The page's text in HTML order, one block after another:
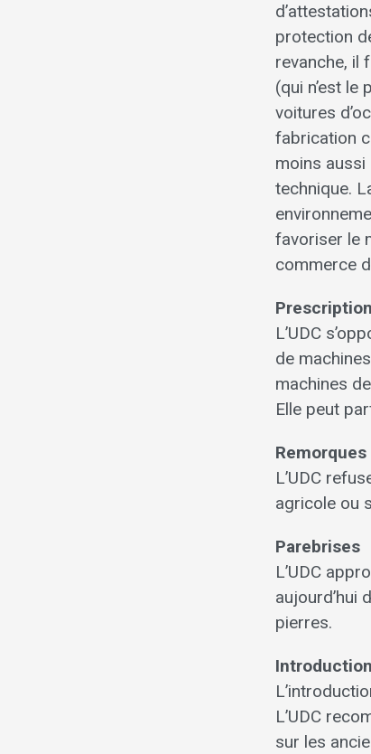
protection
revanche, il
(qui n’est
voitures
fabrication
moins aussi
technique.
favoriser le
commerce
L’UDC
de
machines
Elle peut
L’UDC
agricole ou
Parebrises
L’UDC
aujourd’hui
pierres.
L’UDC
sur les